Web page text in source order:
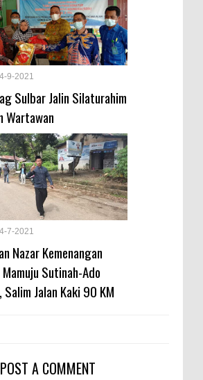
4-9-2021
Sulbar Jalin Silaturahim
Wartawan
4-7-2021
Nazar Kemenangan
Sutinah-Ado
Salim Jalan Kaki 90 KM
POST A COMMENT